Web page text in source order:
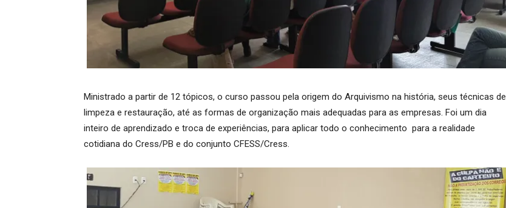
Ministrado a partir de 12 tópicos, o curso passou pela origem do Arquivismo na história, seus técnicas de
limpeza e restauração, até as formas de organização mais adequadas para as empresas. Foi um dia
inteiro de aprendizado e troca de experiências, para aplicar todo o conhecimento para a realidade
cotidiana do Cress/PB e do conjunto CFESS/Cress.